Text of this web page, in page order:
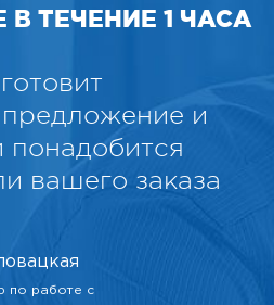
ТЕЧЕНИЕ 1 ЧАСА
и
понадобится
вашего заказа
по работе с